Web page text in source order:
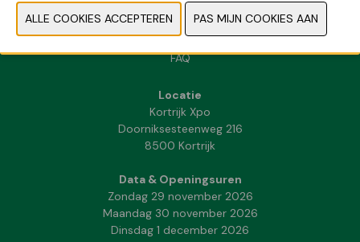
Contact
Pers- en beeldmateriaal
FAQ
Locatie
Kortrijk Xpo
Doorniksesteenweg 216
8500 Kortrijk
Data & Openingsuren
Zondag 29 november 2026
Maandag 30 november 2026
Dinsdag 1 december 2026